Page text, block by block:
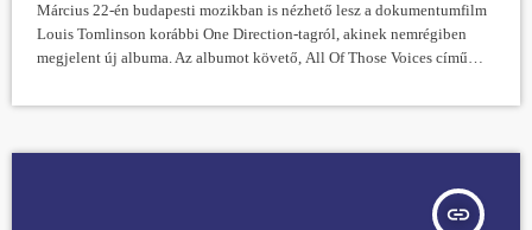
Március 22-én budapesti mozikban is nézhető lesz a dokumentumfilm
Louis Tomlinson korábbi One Direction-tagról, akinek nemrégiben
megjelent új albuma. Az albumot követő, All Of Those Voices című
Mozi tűzi majd műsorára. A forgalmazó Pannónia Entertainment
körülmények között megnézni a nagyvászonra készült alkotást. A film
insert_link